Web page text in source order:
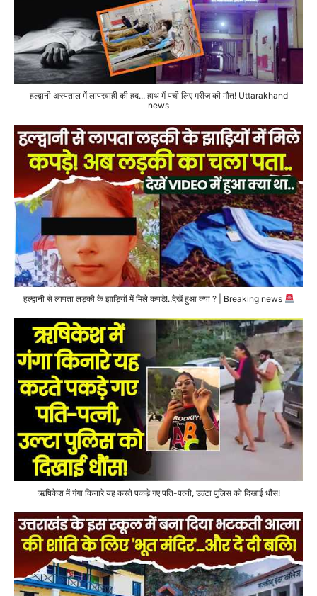
हल्द्वानी अस्पताल में लापरवाही की हद... हाथ में पर्ची लिए मरीज की मौत! Uttarakhand
news
हल्द्वानी से लापता लड़की के झाड़ियों में मिले कपड़े!..देखें हुआ क्या ? | Breaking news
ऋषिकेश में गंगा किनारे यह करते पकड़े गए पति-पत्नी, उल्टा पुलिस को दिखाई धौंस!